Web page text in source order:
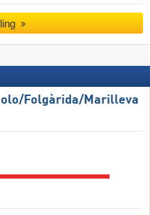
​Folgàrida/​Marilleva